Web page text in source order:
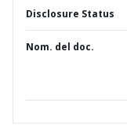
Disclosure Status
Nom. del doc.